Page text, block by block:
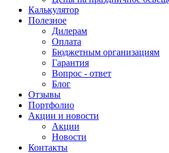
Калькулятор
Полезное
Дилерам
Оплата
Бюджетным организациям
Гарантия
Вопрос - ответ
Блог
Отзывы
Портфолио
Акции и новости
Акции
Новости
Контакты